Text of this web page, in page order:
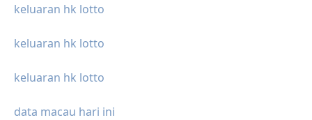
keluaran hk lotto
keluaran hk lotto
keluaran hk lotto
data macau hari ini